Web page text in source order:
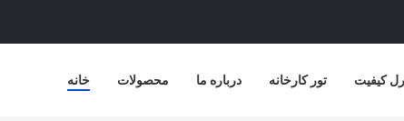
خانه محصولات درباره ما تور کارخانه کیفیت